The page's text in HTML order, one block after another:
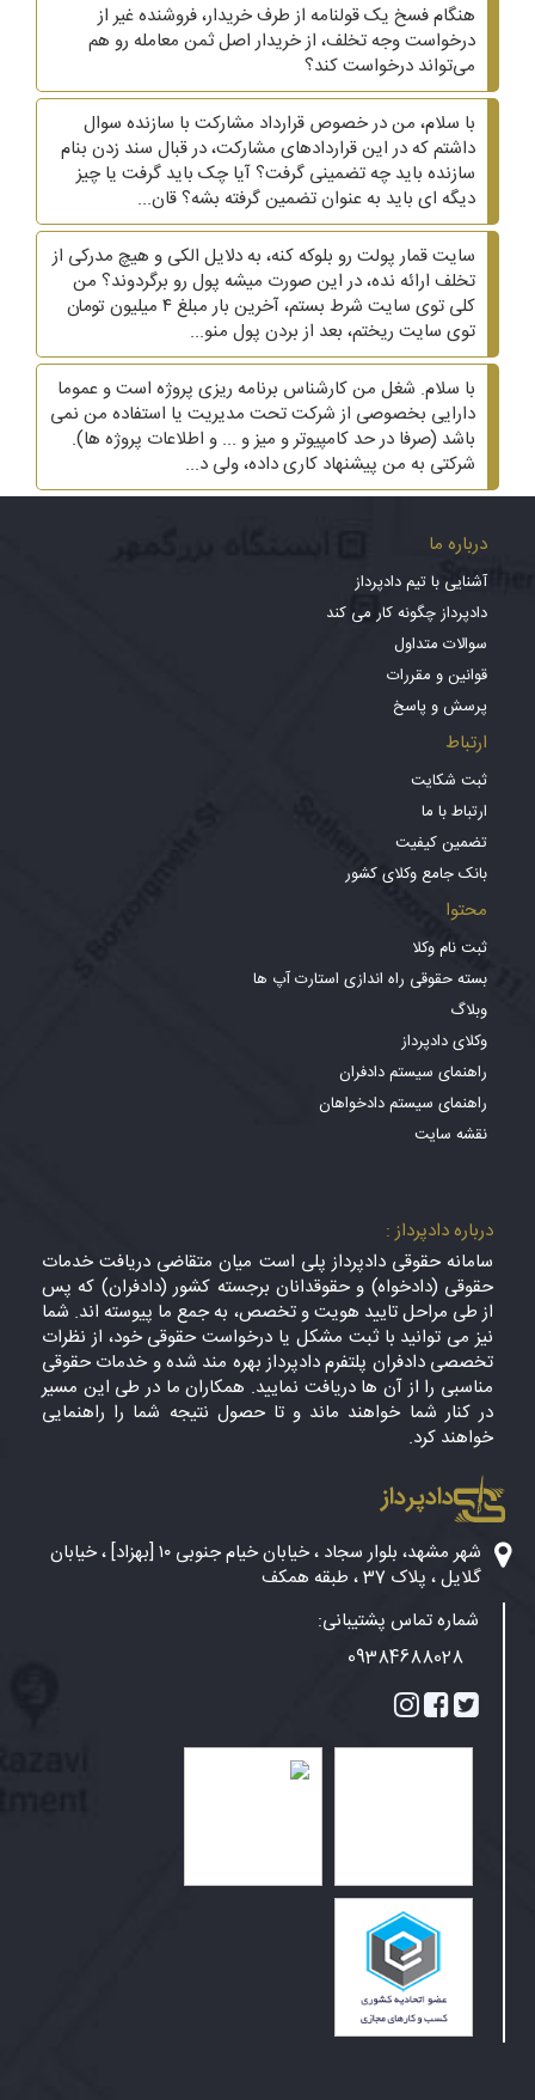
هنگام فسخ یک قولنامه از طرف خریدار، فروشنده غیر از
درخواست وجه تخلف، از خریدار اصل ثمن معامله رو هم
می‌تواند درخواست کند؟
با سلام، من در خصوص قرارداد مشارکت با سازنده سوال
داشتم که در این قراردادهای مشارکت، در قبال سند زدن بنام
سازنده باید چه تضمینی گرفت؟ آیا چک باید گرفت یا چیز
دیگه ای باید به عنوان تضمین گرفته بشه؟ قان...
سایت قمار پولت رو بلوکه کنه، به دلایل الکی و هیچ مدرکی از
تخلف ارائه نده، در این صورت میشه پول رو برگردوند؟ من
کلی توی سایت شرط بستم، آخرین بار مبلغ ۴ میلیون تومان
توی سایت ریختم، بعد از بردن پول منو...
با سلام. شغل من کارشناس برنامه ریزی پروژه است و عموما
دارایی بخصوصی از شرکت تحت مدیریت یا استفاده من نمی
باشد (صرفا در حد کامپیوتر و میز و ... و اطلاعات پروژه ها).
شرکتی به من پیشنهاد کاری داده، ولی د...
درباره ما
آشنایی با تیم دادپرداز
دادپرداز چگونه کار می کند
سوالات متداول
قوانین و مقررات
پرسش و پاسخ
ارتباط
ثبت شکایت
ارتباط با ما
تضمین کیفیت
بانک جامع وکلای کشور
محتوا
ثبت نام وکلا
بسته حقوقی راه اندازی استارت آپ ها
وبلاگ
وکلای دادپرداز
راهنمای سیستم دادفران
راهنمای سیستم دادخواهان
نقشه سایت
درباره دادپرداز :
سامانه حقوقی دادپرداز پلی است میان متقاضی دریافت خدمات
حقوقی (دادخواه) و حقوقدانان برجسته کشور (دادفران) که پس
از طی مراحل تایید هویت و تخصص، به جمع ما پیوسته اند. شما
نیز می توانید با ثبت مشکل یا درخواست حقوقی خود، از نظرات
تخصصی دادفران پلتفرم دادپرداز بهره مند شده و خدمات حقوقی
مناسبی را از آن ها دریافت نمایید. همکاران ما در طی این مسیر
در کنار شما خواهند ماند و تا حصول نتیجه شما را راهنمایی
خواهند کرد.
دادپرداز
شهر مشهد، بلوار سجاد ، خیابان خیام جنوبی ۱۰ [بهزاد] ، خیابان
گلایل ، پلاک 37 ، طبقه همکف
شماره تماس پشتیبانی:
09384688028